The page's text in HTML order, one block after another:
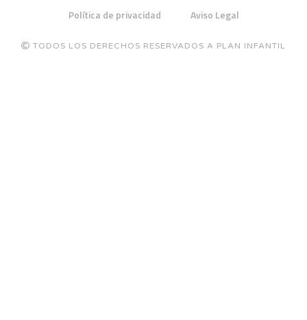
Política de privacidad
Aviso Legal
TODOS LOS DERECHOS RESERVADOS A PLAN INFANTIL